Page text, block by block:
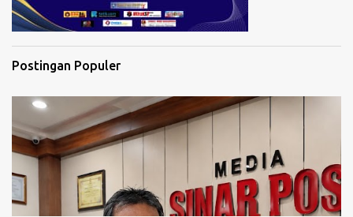
Postingan Populer